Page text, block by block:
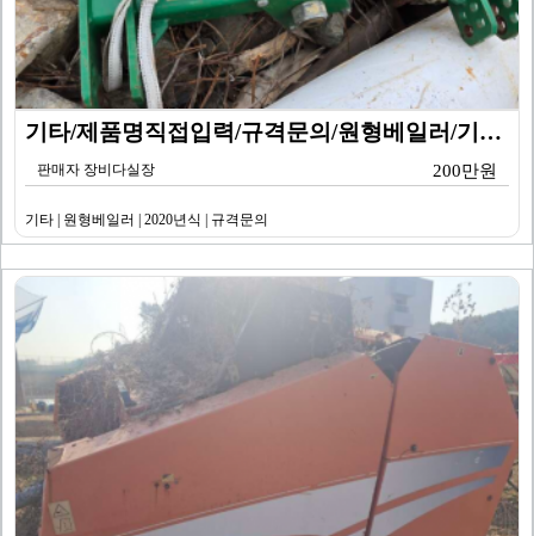
기타/제품명직접입력/규격문의/원형베일러/기타/2020년…
판매자 장비다실장 200만원
기타 | 원형베일러 | 2020년식 | 규격문의